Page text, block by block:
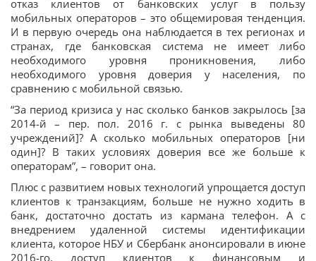
отказ клиентов от банковских услуг в пользу
мобильных операторов – это общемировая тенденция.
И в первую очередь она наблюдается в тех регионах и
странах, где банковская система не имеет либо
необходимого уровня проникновения, либо
необходимого уровня доверия у населения, по
сравнению с мобильной связью.
“За период кризиса у нас сколько банков закрылось [за
2014-й – пер. пол. 2016 г. с рынка выведены 80
учреждений]? А сколько мобильных операторов [ни
один]? В таких условиях доверия все же больше к
операторам”, – говорит она.
Плюс с развитием новых технологий упрощается доступ
клиентов к транзакциям, больше не нужно ходить в
банк, достаточно достать из кармана телефон. А с
внедрением удаленной системы идентификации
клиента, которое НБУ и Сбербанк анонсировали в июне
2016-го, доступ клиентов к финансовым и